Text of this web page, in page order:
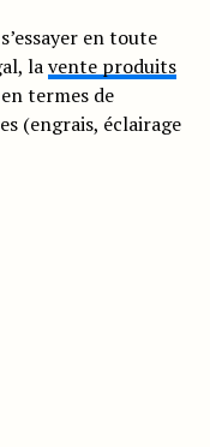
en toute
lavente produits
termes de
(engrais, éclairage